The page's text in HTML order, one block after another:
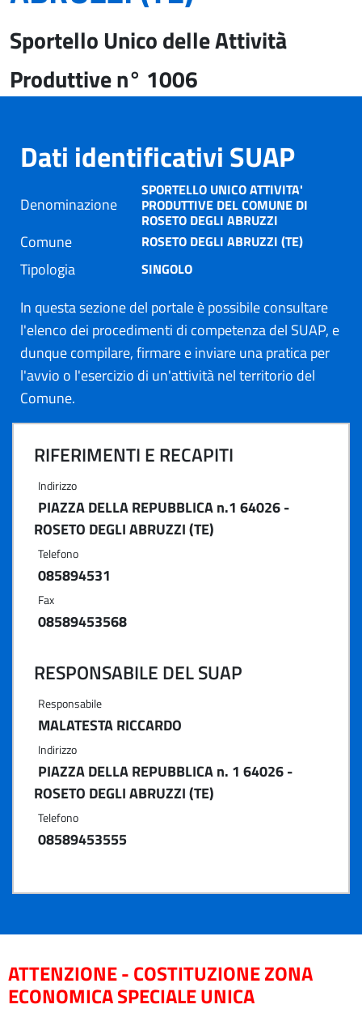
Sportello Unico delle Attività
Produttive n° 1006
Dati identificativi SUAP
Denominazione
SPORTELLO UNICO ATTIVITA'
PRODUTTIVE DEL COMUNE DI
ROSETO DEGLI ABRUZZI
Comune ROSETO DEGLI ABRUZZI (TE)
Tipologia SINGOLO
In questa sezione del portale è possibile consultare
l'elenco dei procedimenti di competenza del SUAP, e
dunque compilare, firmare e inviare una pratica per
l'avvio o l'esercizio di un'attività nel territorio del
Comune.
RIFERIMENTI E RECAPITI
Indirizzo
PIAZZA DELLA REPUBBLICA n.1 64026 -
ROSETO DEGLI ABRUZZI (TE)
Telefono
085894531
Fax
08589453568
RESPONSABILE DEL SUAP
Responsabile
MALATESTA RICCARDO
Indirizzo
PIAZZA DELLA REPUBBLICA n. 1 64026 -
ROSETO DEGLI ABRUZZI (TE)
Telefono
08589453555
ATTENZIONE - COSTITUZIONE ZONA
ECONOMICA SPECIALE UNICA